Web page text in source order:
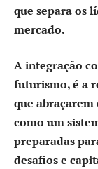
que separa os
mercado.
A integração
futurismo, é a
que abraçarem
como um
preparadas
desafios e